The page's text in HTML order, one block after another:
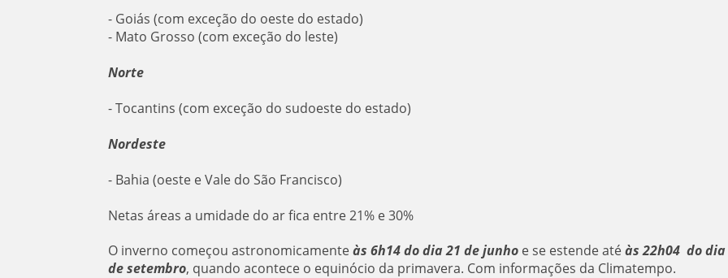
- Goiás (com exceção do oeste do estado)
- Mato Grosso (com exceção do leste)
Norte
- Tocantins (com exceção do sudoeste do estado)
Nordeste
- Bahia (oeste e Vale do São Francisco)
Netas áreas a umidade do ar fica entre 21% e 30%
O inverno começou astronomicamenteàs 6h14 do dia 21 de junhoe se estende atéàs 22h04 do dia
de setembro, quando acontece o equinócio da primavera. Com informações da Climatempo.